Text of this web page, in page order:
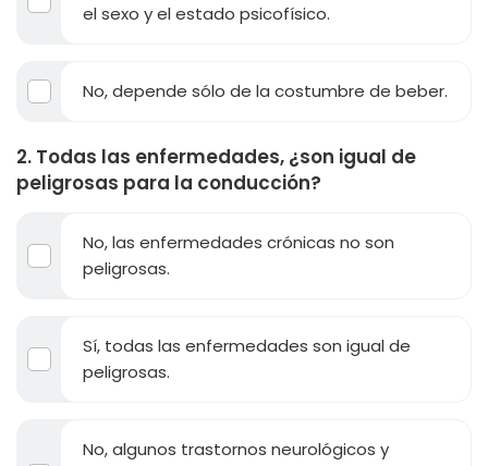
el sexo y el estado psicofísico.
No, depende sólo de la costumbre de beber.
2. Todas las enfermedades, ¿son igual de
peligrosas para la conducción?
No, las enfermedades crónicas no son
peligrosas.
Sí, todas las enfermedades son igual de
peligrosas.
No, algunos trastornos neurológicos y